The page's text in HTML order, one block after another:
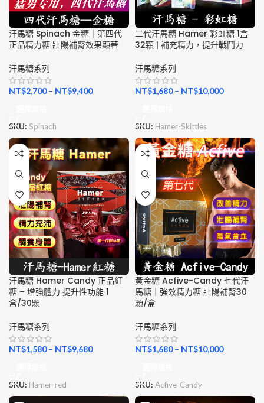
汗馬糖 Spinach 金糖｜第四代
正品精力糖 壯陽補腎效果顯著
汗馬糖系列
NT$2,700– NT$9,400
SKU: Spinach
二代汗馬糖 Hamer 彩虹糖 1盒
32顆 | 補充精力，提升戰鬥力
汗馬糖系列
NT$1,680– NT$10,000
SKU: Hamer-Skittles
汗馬糖 Hamer Candy 正品紅
糖 – 增強體力 提升性功能 1
盒/30顆
汗馬糖系列
NT$1,580– NT$9,680
SKU: Hamer-red
黃金糖 Acfive-Candy 七代汗
馬糖｜強效精力糖 壯陽補腎30
顆/盒
汗馬糖系列
NT$1,680– NT$10,000
SKU: Acfive-Candy